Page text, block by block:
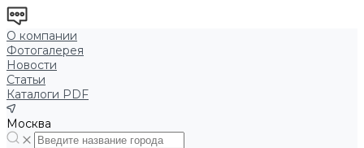
О компании
Фотогалерея
Новости
Статьи
Каталоги PDF
Москва